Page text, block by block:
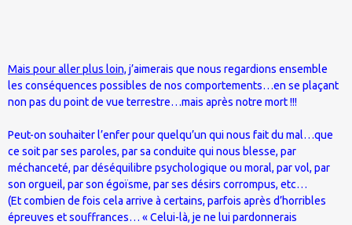
Mais pour aller plus loin, j’aimerais que nous regardions ensemble
les conséquences possibles de nos comportements…en se plaçant
non pas du point de vue terrestre…mais après notre mort !!!
Peut-on souhaiter l’enfer pour quelqu’un qui nous fait du mal…que
ce soit par ses paroles, par sa conduite qui nous blesse, par
méchanceté, par déséquilibre psychologique ou moral, par vol, par
son orgueil, par son égoïsme, par ses désirs corrompus, etc…
(Et combien de fois cela arrive à certains, parfois après d’horribles
épreuves et souffrances… « Celui-là, je ne lui pardonnerais